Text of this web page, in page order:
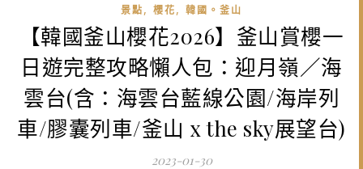
景點, 櫻花, 韓國。釜山
【韓國釜山櫻花2026】釜山賞櫻一
日遊完整攻略懶人包：迎月嶺／海
雲台(含：海雲台藍線公園/海岸列
車/膠囊列車/釜山 x the sky展望台)
2023-01-30